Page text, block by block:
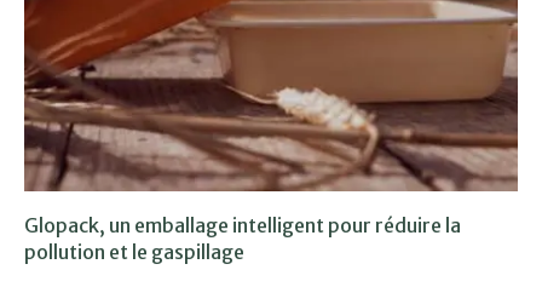
Glopack, un emballage intelligent pour réduire la
pollution et le gaspillage